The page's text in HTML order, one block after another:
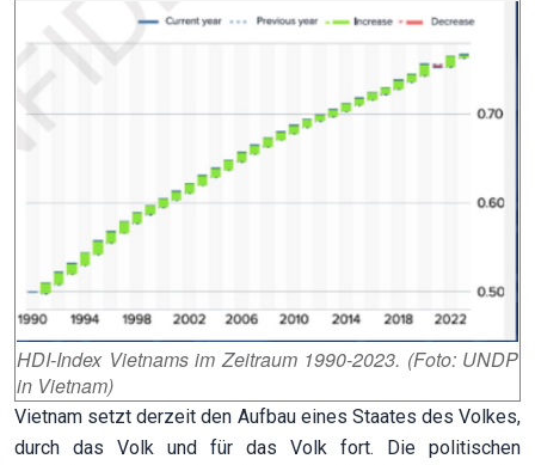
HDI-Index Vietnams im Zeitraum 1990-2023. (Foto: UNDP
in Vietnam)
Vietnam setzt derzeit den Aufbau eines Staates des Volkes,
durch das Volk und für das Volk fort. Die politischen